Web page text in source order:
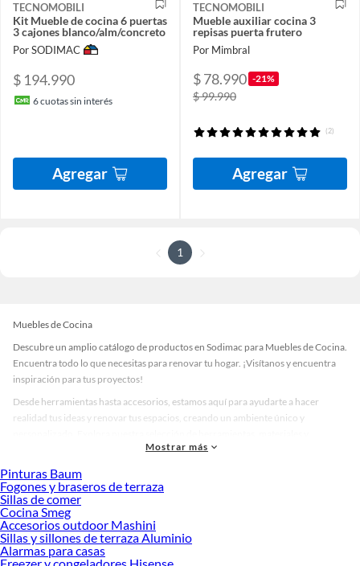
TECNOMOBILI
Kit Mueble de cocina 6 puertas
3 cajones blanco/alm/concreto
Por SODIMAC
$ 194.990
6cuotas sin interés
Agregar
TECNOMOBILI
Mueble auxiliar cocina 3
repisas puerta frutero
Por Mimbral
$ 78.990 -21%
$ 99.990
(2)
Agregar
1
Muebles de Cocina
Descubre un amplio catálogo de productos en Sodimac para Muebles de Cocina.
Encuentra todo lo que necesitas para renovar tu hogar. ¡Visítanos y encuentra
inspiración para tus proyectos!
Desde herramientas hasta accesorios, estamos aquí para ayudarte a hacer
realidad tus ideas y renovar tus espacios, creando un ambiente único y
accesorios de calidad que te ayudarán a crear un espacio más tú.
Desde remodelaciones hasta proyectos de decoración, estamos aquí para hacer
tus ideas realidad. ¡Visítanos y encuentra todo lo que tenemos para ofrecerte en
Muebles de Cocina!
Explora la variedad de productos de Muebles de Cocina en Sodimac
Herramientas, materiales y accesorios de calidad para tus proyectos y
Mostrar más
Pinturas Baum
Fogones y braseros de terraza
Sillas de comer
Cocina Smeg
Accesorios outdoor Mashini
Sillas y sillones de terraza Aluminio
Alarmas para casas
Freezer y congeladores Hisense